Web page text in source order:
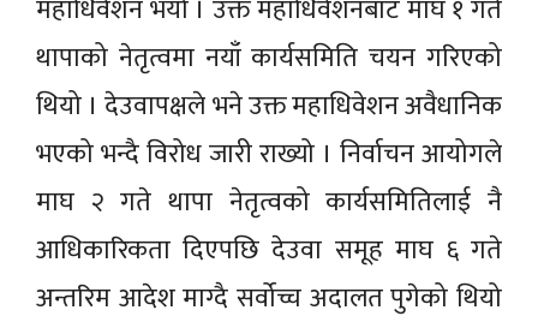
महाधिवेशन भयो । उक्त महाधिवेशनबाट माघ १ गते
थापाको नेतृत्वमा नयाँ कार्यसमिति चयन गरिएको
थियो । देउवापक्षले भने उक्त महाधिवेशन अवैधानिक
भएको भन्दै विरोध जारी राख्यो । निर्वाचन आयोगले
माघ २ गते थापा नेतृत्वको कार्यसमितिलाई नै
आधिकारिकता दिएपछि देउवा समूह माघ ६ गते
अन्तरिम आदेश माग्दै सर्वोच्च अदालत पुगेको थियो